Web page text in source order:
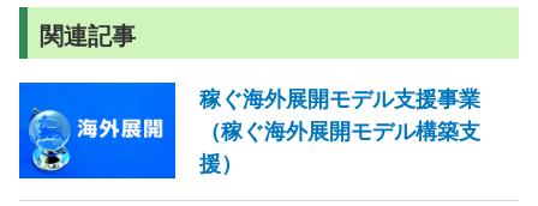
関連記事
稼ぐ海外展開モデル支援事業
（稼ぐ海外展開モデル構築支
援）